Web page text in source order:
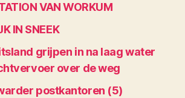
VAN WORKUM
IN SNEEK
grijpen in na laag water
over de weg
postkantoren (5)